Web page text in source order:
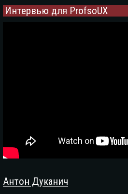
Интервью для ProfsoUX
Антон Дуканич